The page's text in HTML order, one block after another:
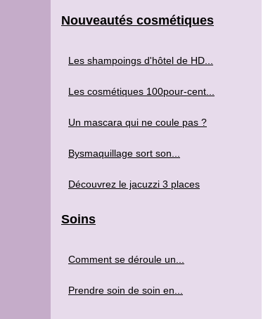
Nouveautés cosmétiques
Les shampoings d'hôtel de HD...
Les cosmétiques 100pour-cent...
Un mascara qui ne coule pas ?
Bysmaquillage sort son...
Découvrez le jacuzzi 3 places
Soins
Comment se déroule un...
Prendre soin de soin en...